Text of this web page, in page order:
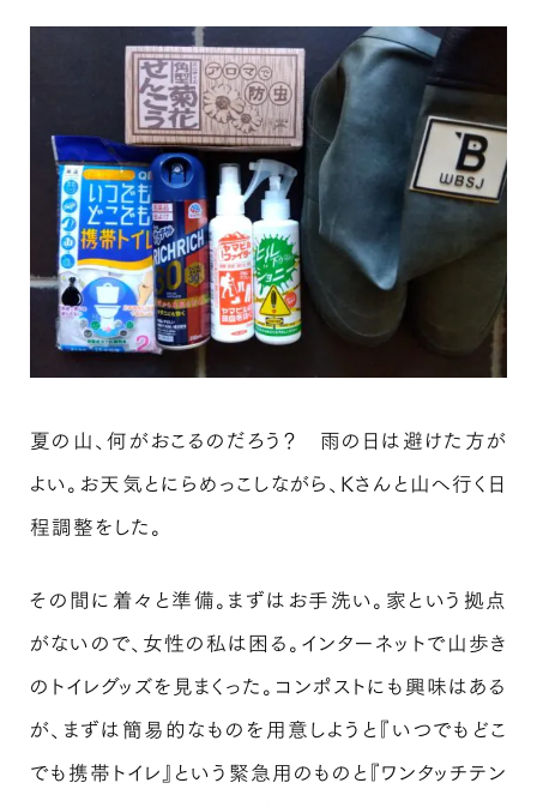
夏の山、何がおこるのだろう？ 雨の日は避けた方が
よい。お天気とにらめっこしながら、Kさんと山へ行く日
程調整をした。
その間に着々と準備。まずはお手洗い。家という拠点
がないので、女性の私は困る。インターネットで山歩き
のトイレグッズを見まくった。コンポストにも興味はある
が、まずは簡易的なものを用意しようと『いつでもどこ
でも携帯トイレ』という緊急用のものと『ワンタッチテン